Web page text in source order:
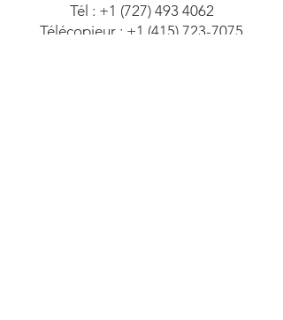
Tél : +1 (727) 493 4062
Télécopieur : +1 (415) 723-7075